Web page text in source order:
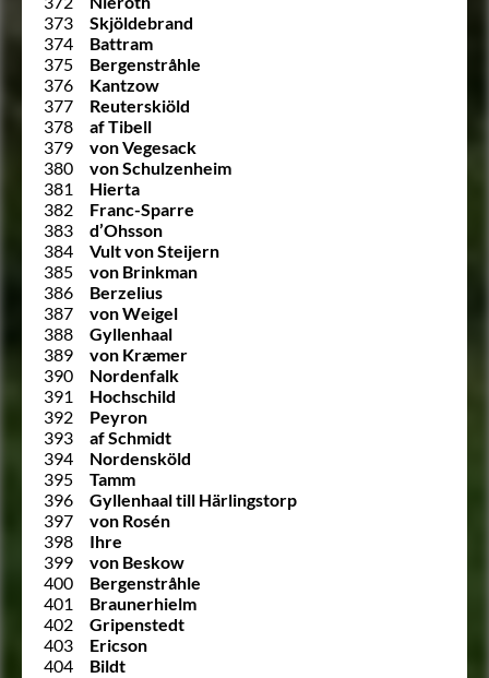
373
Skjöldebrand
374
Battram
375
Bergenstråhle
376
Kantzow
377
Reuterskiöld
378
af Tibell
379
von Vegesack
380
von Schulzenheim
381
Hierta
382
Franc-Sparre
383
d’Ohsson
384
Vult von Steijern
385
von Brinkman
386
Berzelius
387
von Weigel
388
Gyllenhaal
389
von Kræmer
390
Nordenfalk
391
Hochschild
392
Peyron
393
af Schmidt
394
Nordensköld
395
Tamm
396
Gyllenhaal till Härlingstorp
397
von Rosén
398
Ihre
399
von Beskow
400
Bergenstråhle
401
Braunerhielm
402
Gripenstedt
403
Ericson
404
Bildt